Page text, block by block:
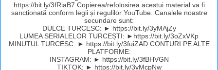
https://bit.ly/3fRiaB7 Copierea/refolosirea acestui material va fi
sancționată conform legii și regulilor YouTube. Canalele noastre
secundare sunt:
DULCE TURCESC: ► https://bit.ly/3yMAjZy
LUMEA SERIALELOR TURCEȘTI: ►https://bit.ly/3oZxVKp
MINUTUL TURCESC: ► https://bit.ly/3fuiZAD CONTURI PE ALTE
PLATFORME:
INSTAGRAM: ► https://bit.ly/3fBHVGN
TIKTOK: ► https://bit.ly/3yMcpNw